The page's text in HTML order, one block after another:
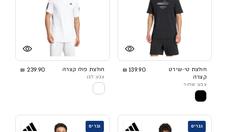
חולצת טי-שירט
קצרה
139.90 ₪
צבע: שחור
חולצת פולו קצרה 239.90 ₪
צבע: לבן
גברים גברים